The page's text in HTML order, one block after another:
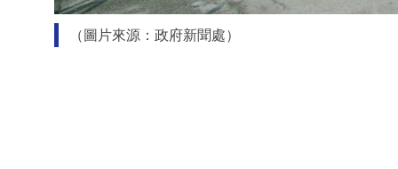
（圖片來源：政府新聞處）